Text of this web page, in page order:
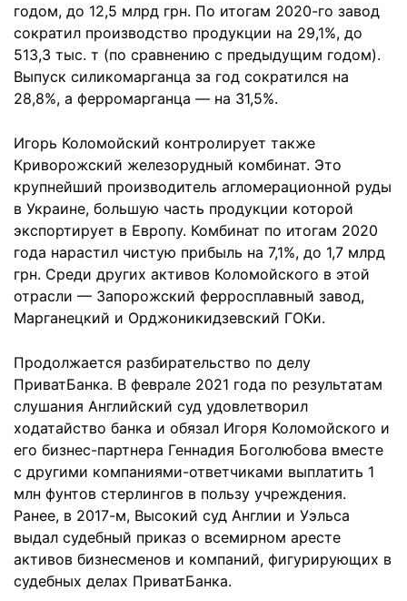
годом, до 12,5 млрд грн. По итогам 2020-го завод
сократил производство продукции на 29,1%, до
513,3 тыс. т (по сравнению с предыдущим годом).
Выпуск силикомарганца за год сократился на
28,8%, а ферромарганца — на 31,5%.
Игорь Коломойский контролирует также
Криворожский железорудный комбинат. Это
крупнейший производитель агломерационной руды
в Украине, большую часть продукции которой
экспортирует в Европу. Комбинат по итогам 2020
года нарастил чистую прибыль на 7,1%, до 1,7 млрд
грн. Среди других активов Коломойского в этой
отрасли — Запорожский ферросплавный завод,
Марганецкий и Орджоникидзевский ГОКи.
Продолжается разбирательство по делу
ПриватБанка. В феврале 2021 года по результатам
слушания Английский суд удовлетворил
ходатайство банка и обязал Игоря Коломойского и
его бизнес-партнера Геннадия Боголюбова вместе
с другими компаниями-ответчиками выплатить 1
млн фунтов стерлингов в пользу учреждения.
Ранее, в 2017-м, Высокий суд Англии и Уэльса
выдал судебный приказ о всемирном аресте
активов бизнесменов и компаний, фигурирующих в
судебных делах ПриватБанка.